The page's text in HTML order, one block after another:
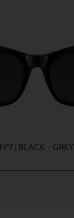
H°7 | BLACK - GREY